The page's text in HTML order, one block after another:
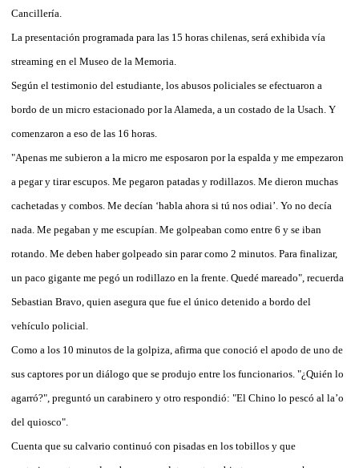
Cancillería.
La presentación programada para las 15 horas chilenas, será exhibida vía
streaming en el Museo de la Memoria.
Según el testimonio del estudiante, los abusos policiales se efectuaron a
bordo de un micro estacionado por la Alameda, a un costado de la Usach. Y
comenzaron a eso de las 16 horas.
"Apenas me subieron a la micro me esposaron por la espalda y me empezaron
a pegar y tirar escupos. Me pegaron patadas y rodillazos. Me dieron muchas
cachetadas y combos. Me decían ‘habla ahora si tú nos odiai’. Yo no decía
nada. Me pegaban y me escupían. Me golpeaban como entre 6 y se iban
rotando. Me deben haber golpeado sin parar como 2 minutos. Para finalizar,
un paco gigante me pegó un rodillazo en la frente. Quedé mareado", recuerda
Sebastian Bravo, quien asegura que fue el único detenido a bordo del
vehículo policial.
Como a los 10 minutos de la golpiza, afirma que conoció el apodo de uno de
sus captores por un diálogo que se produjo entre los funcionarios. "¿Quién lo
agarró?", preguntó un carabinero y otro respondió: "El Chino lo pescó al la’o
del quiosco".
Cuenta que su calvario continuó con pisadas en los tobillos y que